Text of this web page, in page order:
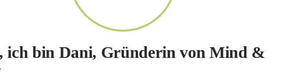
ich bin Dani, Gründerin von Mind &